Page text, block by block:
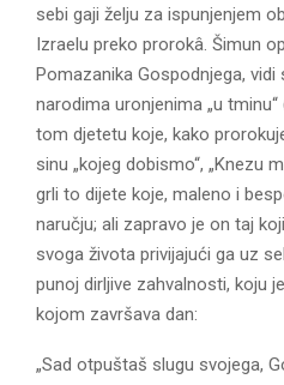
sebi gaji želju za ispunjenjem
Izraelu preko prorokâ. Šimun
Pomazanika Gospodnjega,
narodima uronjenima „u tminu“
tom djetetu koje, kako
sinu „kojeg dobismo“, „Knezu
grli to dijete koje, maleno i
naručju; ali zapravo je on taj
svoga života privijajući ga uz
punoj dirljive zahvalnosti, koju
kojom završava dan:
„Sad otpuštaš slugu svojega,